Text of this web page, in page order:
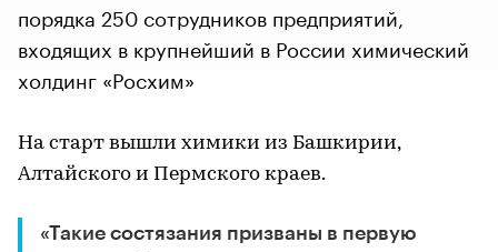
порядка 250 сотрудников предприятий,
входящих в крупнейший в России химический
холдинг «Росхим»
На старт вышли химики из Башкирии,
Алтайского и Пермского краев.
«Такие состязания призваны в первую